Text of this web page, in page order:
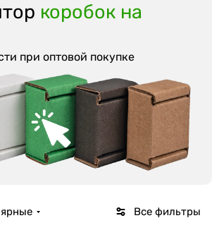
коробок на
при оптовой покупке
Все фильтры